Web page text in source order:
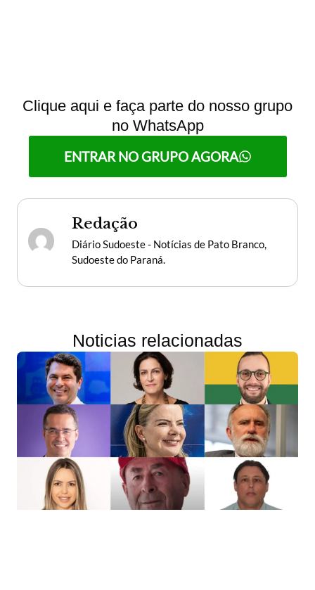
Clique aqui e faça parte do nosso grupo
no WhatsApp
ENTRAR NO GRUPO AGORA
Redação
Diário Sudoeste - Notícias de Pato Branco,
Sudoeste do Paraná.
Noticias relacionadas